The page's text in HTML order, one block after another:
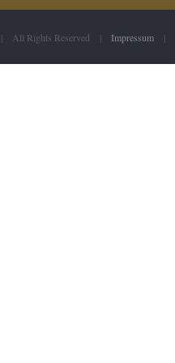
| All Rights Reserved | Impressum |